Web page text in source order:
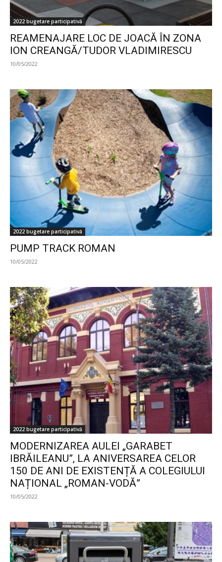
2022 bugetare participativă
REAMENAJARE LOC DE JOACĂ ÎN ZONA
ION CREANGĂ/TUDOR VLADIMIRESCU
10/05/2022
2022 bugetare participativă
PUMP TRACK ROMAN
10/05/2022
2022 bugetare participativă
MODERNIZAREA AULEI „GARABET
IBRĂILEANU”, LA ANIVERSAREA CELOR
150 DE ANI DE EXISTENȚĂ A COLEGIULUI
NAȚIONAL „ROMAN-VODĂ”
10/05/2022